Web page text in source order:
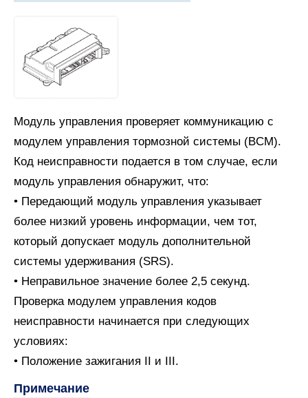
Модуль управления проверяет коммуникацию с
модулем управления тормозной системы (BCM).
Код неисправности подается в том случае, если
модуль управления обнаружит, что:
• Передающий модуль управления указывает
более низкий уровень информации, чем тот,
который допускает модуль дополнительной
системы удерживания (SRS).
• Неправильное значение более 2,5 секунд.
Проверка модулем управления кодов
неисправности начинается при следующих
условиях:
• Положение зажигания II и III.
Примечание